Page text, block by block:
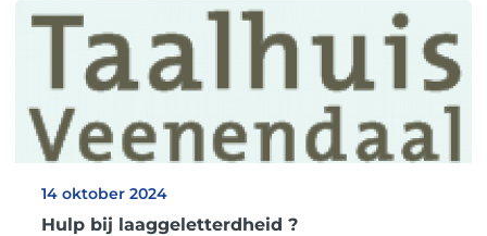
14 oktober 2024
Hulp bij laaggeletterdheid ?